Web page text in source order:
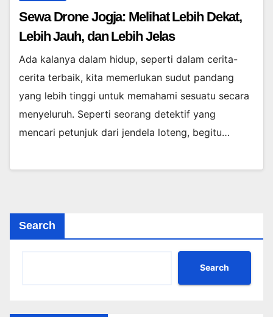
Sewa Drone Jogja: Melihat Lebih Dekat,
Lebih Jauh, dan Lebih Jelas
Ada kalanya dalam hidup, seperti dalam cerita-
cerita terbaik, kita memerlukan sudut pandang
yang lebih tinggi untuk memahami sesuatu secara
menyeluruh. Seperti seorang detektif yang
mencari petunjuk dari jendela loteng, begitu…
Search
Search